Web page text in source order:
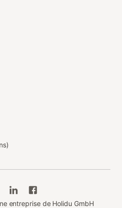
entreprise de Holidu GmbH